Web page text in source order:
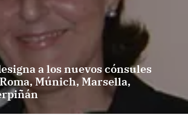
a los nuevos cónsules
Múnich, Marsella,